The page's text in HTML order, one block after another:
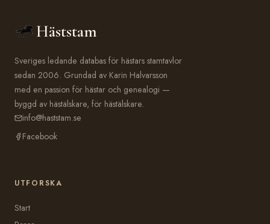
Häststam
Sveriges ledande databas för hästars stamtavlor
sedan 2006. Grundad av Karin Halvarsson
med en passion för hästar och genealogi —
byggd av hästälskare, för hästälskare.
info@haststam.se
Facebook
UTFORSKA
Start